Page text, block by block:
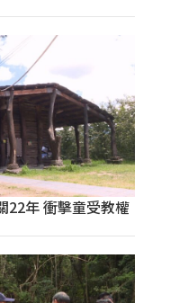
22年 衝擊童受教權